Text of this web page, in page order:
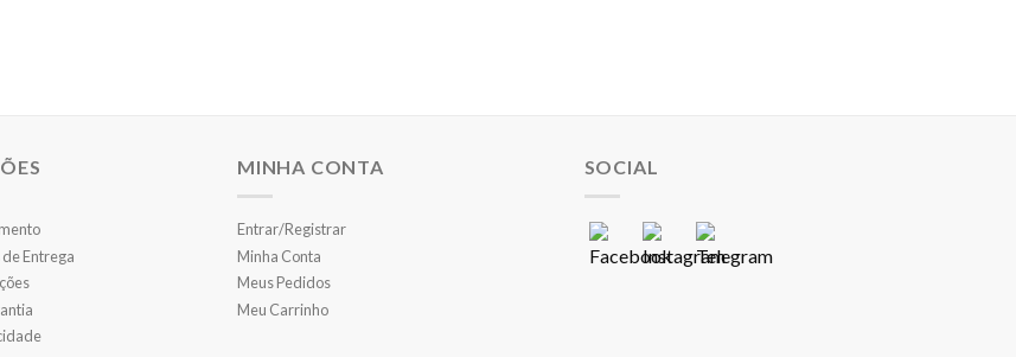
Entrega
MINHA CONTA
Entrar/Registrar
Minha Conta
Meus Pedidos
Meu Carrinho
SOCIAL